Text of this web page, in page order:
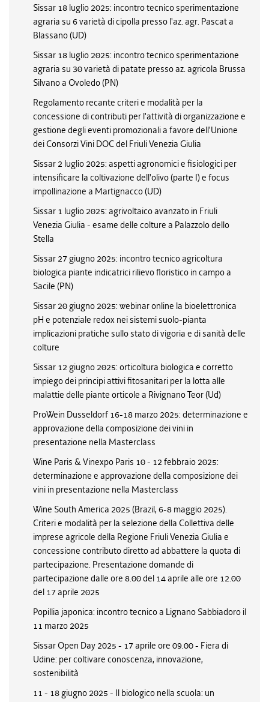
Sissar 18 luglio 2025: incontro tecnico sperimentazione
agraria su 6 varietà di cipolla presso l'az. agr. Pascat a
Blassano (UD)
Sissar 18 luglio 2025: incontro tecnico sperimentazione
agraria su 30 varietà di patate presso az. agricola Brussa
Silvano a Ovoledo (PN)
Regolamento recante criteri e modalità per la
concessione di contributi per l'attività di organizzazione e
gestione degli eventi promozionali a favore dell'Unione
dei Consorzi Vini DOC del Friuli Venezia Giulia
Sissar 2 luglio 2025: aspetti agronomici e fisiologici per
intensificare la coltivazione dell'olivo (parte I) e focus
impollinazione a Martignacco (UD)
Sissar 1 luglio 2025: agrivoltaico avanzato in Friuli
Venezia Giulia - esame delle colture a Palazzolo dello
Stella
Sissar 27 giugno 2025: incontro tecnico agricoltura
biologica piante indicatrici rilievo floristico in campo a
Sacile (PN)
Sissar 20 giugno 2025: webinar online la bioelettronica
pH e potenziale redox nei sistemi suolo-pianta
implicazioni pratiche sullo stato di vigoria e di sanità delle
colture
Sissar 12 giugno 2025: orticoltura biologica e corretto
impiego dei principi attivi fitosanitari per la lotta alle
malattie delle piante orticole a Rivignano Teor (Ud)
ProWein Dusseldorf 16-18 marzo 2025: determinazione e
approvazione della composizione dei vini in
presentazione nella Masterclass
Wine Paris & Vinexpo Paris 10 - 12 febbraio 2025:
determinazione e approvazione della composizione dei
vini in presentazione nella Masterclass
Wine South America 2025 (Brazil, 6-8 maggio 2025).
Criteri e modalità per la selezione della Collettiva delle
imprese agricole della Regione Friuli Venezia Giulia e
concessione contributo diretto ad abbattere la quota di
partecipazione. Presentazione domande di
partecipazione dalle ore 8.00 del 14 aprile alle ore 12.00
del 17 aprile 2025
Popillia japonica: incontro tecnico a Lignano Sabbiadoro il
11 marzo 2025
Sissar Open Day 2025 - 17 aprile ore 09.00 - Fiera di
Udine: per coltivare conoscenza, innovazione,
sostenibilità
11 - 18 giugno 2025 - Il biologico nella scuola: un